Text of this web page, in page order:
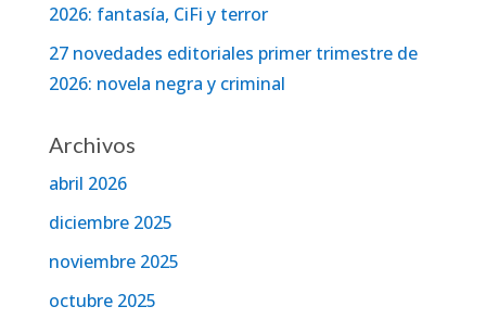
2026: fantasía, CiFi y terror
27 novedades editoriales primer trimestre de
2026: novela negra y criminal
Archivos
abril 2026
diciembre 2025
noviembre 2025
octubre 2025